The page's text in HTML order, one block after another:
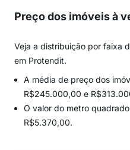
Preço dos imóveis à
Veja a distribuição por faixa
em Protendit.
A média de preço dos
R$245.000,00 e
O valor do metro
R$5.370,00.